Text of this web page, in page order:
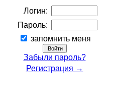
Логин:
Пароль:
запомнить меня
Забыли пароль?
Регистрация →